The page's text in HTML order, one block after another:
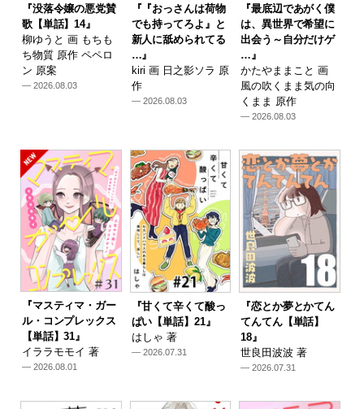
『没落令嬢の悪党賛
歌【単話】14』
柳ゆうと 画 もちも
ち物質 原作 ペペロ
ン 原案
— 2026.08.03
『『おっさんは荷物
でも持ってろよ』と
新人に舐められてる
…』
kiri 画 日之影ソラ 原
作
— 2026.08.03
『最底辺であがく僕
は、異世界で希望に
出会う～自分だけゲ
…』
かたやままこと 画
風の吹くまま気の向
くまま 原作
— 2026.08.03
『マスティマ・ガー
ル・コンプレックス
【単話】31』
イララモモイ 著
— 2026.08.01
『甘くて辛くて酸っ
ぱい【単話】21』
はしゃ 著
— 2026.07.31
『恋とか夢とかてん
てんてん【単話】
18』
世良田波波 著
— 2026.07.31